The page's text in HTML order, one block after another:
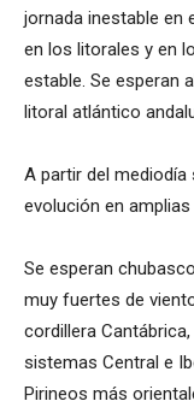
jornada inestable en
en los litorales y en
estable. Se esperan
litoral atlántico
A partir del mediodía
evolución en
Se esperan
muy fuertes de
cordillera
sistemas Central e
Pirineos más